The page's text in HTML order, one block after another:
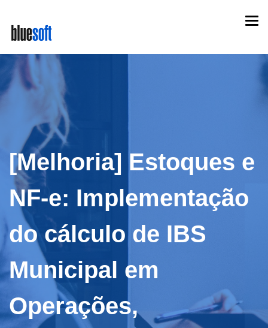
main
[Melhoria] Estoques e
NF-e: Implementação
do cálculo de IBS
Municipal em
Operações,